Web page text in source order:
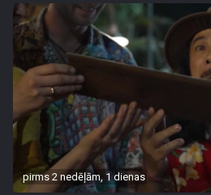
pirms 2 nedēļām, 1 dienas